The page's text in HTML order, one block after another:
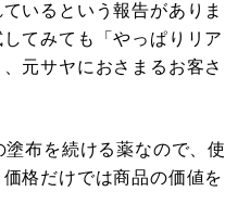
いるという報告がありま
てみても「やっぱりリア
元サヤにおさまるお客さ
布を続ける薬なので、使
格だけでは商品の価値を